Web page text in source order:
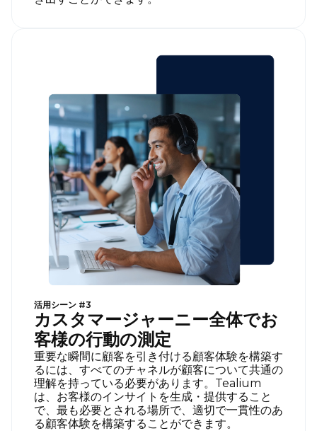
活用シーン #3
カスタマージャーニー全体でお
客様の行動の測定
重要な瞬間に顧客を引き付ける顧客体験を構築す
るには、すべてのチャネルが顧客について共通の
理解を持っている必要があります。Tealium
は、お客様のインサイトを生成・提供すること
で、最も必要とされる場所で、適切で一貫性のあ
る顧客体験を構築することができます。